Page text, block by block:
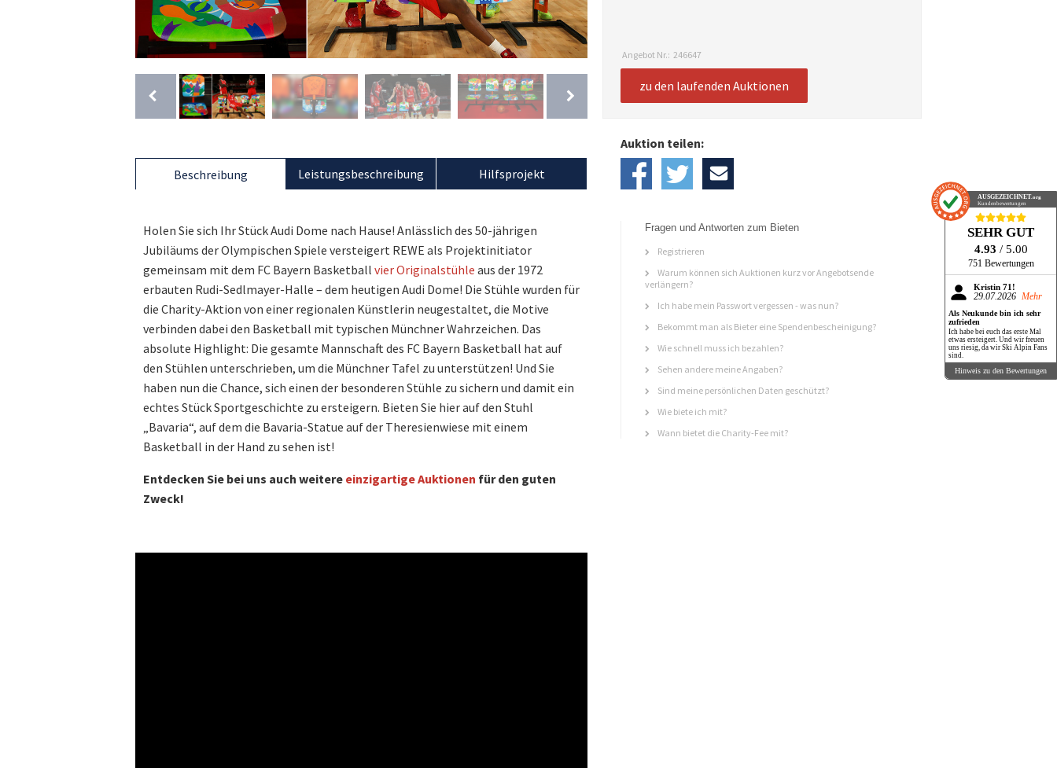
Angebot Nr.: 246647
zu den laufenden Auktionen
Beschreibung
Holen Sie sich Ihr Stück Audi Dome nach Hause! Anlässlich des 50-jährigen
Jubiläums der Olympischen Spiele versteigert REWE als Projektinitiator
gemeinsam mit dem FC Bayern Basketball vier Originalstühle aus der 1972
erbauten Rudi-Sedlmayer-Halle – dem heutigen Audi Dome! Die Stühle wurden für
die Charity-Aktion von einer regionalen Künstlerin neugestaltet, die Motive
verbinden dabei den Basketball mit typischen Münchner Wahrzeichen. Das
absolute Highlight: Die gesamte Mannschaft des FC Bayern Basketball hat auf
den Stühlen unterschrieben, um die Münchner Tafel zu unterstützen! Und Sie
haben nun die Chance, sich einen der besonderen Stühle zu sichern und damit ein
echtes Stück Sportgeschichte zu ersteigern. Bieten Sie hier auf den Stuhl
„Bavaria“, auf dem die Bavaria-Statue auf der Theresienwiese mit einem
Basketball in der Hand zu sehen ist!
Entdecken Sie bei uns auch weitere einzigartige Auktionen für den guten
Zweck!
Leistungsbeschreibung Hilfsprojekt
Auktion teilen:
Fragen und Antworten zum Bieten
Registrieren
Warum können sich Auktionen kurz vor Angebotsende
verlängern?
Ich habe mein Passwort vergessen - was nun?
Bekommt man als Bieter eine Spendenbescheinigung?
Wie schnell muss ich bezahlen?
Sehen andere meine Angaben?
Sind meine persönlichen Daten geschützt?
Wie biete ich mit?
Wann bietet die Charity-Fee mit?
AUSGEZEICHNET .org
Kundenbewertungen
SEHR GUT
4.93 / 5.00
751 Bewertungen
Kristin 71!
29.07.2026 Mehr
Als Neukunde bin ich sehr
zufrieden
Ich habe bei euch das erste Mal
etwas ersteigert. Und wir freuen
uns riesig, da wir Ski Alpin Fans
sind.
Hinweis zu den Bewertungen